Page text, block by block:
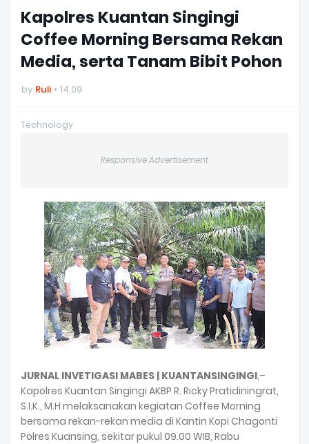
Kapolres Kuantan Singingi
Coffee Morning Bersama Rekan
Media, serta Tanam Bibit Pohon
by Ruli 14.09
Technology
Responsive Advertisement
JURNAL INVETIGASI MABES | KUANTANSINGINGI,–
Kapolres Kuantan Singingi AKBP R. Ricky Pratidiningrat,
S.I.K., M.H melaksanakan kegiatan Coffee Morning
bersama rekan-rekan media di Kantin Kopi Chagonti
Polres Kuansing, sekitar pukul 09.00 WIB, Rabu